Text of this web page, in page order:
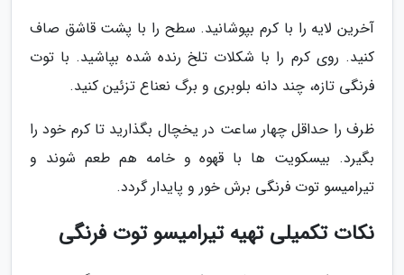
آخرین لایه را با کرم بپوشانید. سطح را با پشت قاشق صاف
کنید. روی کرم را با شکلات تلخ رنده شده بپاشید. با توت
فرنگی تازه، چند دانه بلوبری و برگ نعناع تزئین کنید.
ظرف را حداقل چهار ساعت در یخچال بگذارید تا کرم خود را
بگیرد. بیسکویت ها با قهوه و خامه هم طعم شوند و
تیرامیسو توت فرنگی برش خور و پایدار گردد.
نکات تکمیلی تهیه تیرامیسو توت فرنگی